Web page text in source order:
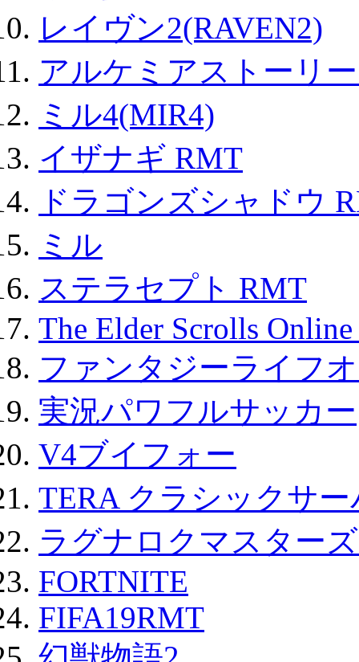
レイヴン2(RAVEN2)
アルケミアストーリ
ミル4(MIR4)
イザナギ RMT
ドラゴンズシャドウ
ミル
ステラセプト RMT
The Elder Scrolls
ファンタジーライフ
実況パワフルサッカー
V4ブイフォー
TERA クラシックサ
ラグナロクマスター
FORTNITE
FIFA19RMT